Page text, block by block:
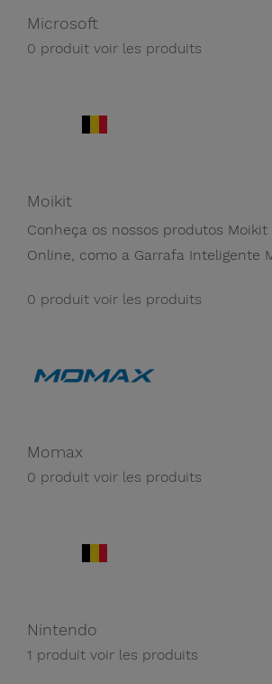
Microsoft
0 produit voir les produits
Moikit
Conheça os nossos produtos
Online, como a Garrafa Inteligente
0 produit voir les produits
Momax
0 produit voir les produits
Nintendo
1 produit voir les produits